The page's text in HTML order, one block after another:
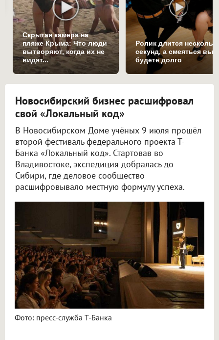
Скрытая камера на
пляже Крыма: Что люди
вытворяют, когда их не
видят...
Ролик длится
секунд, а смеяться вы
будете долго
Новосибирский бизнес расшифровал
свой «Локальный код»
В Новосибирском Доме учёных 9 июля прошёл
второй фестиваль федерального проекта Т-
Банка «Локальный код». Стартовав во
Владивостоке, экспедиция добралась до
Сибири, где деловое сообщество
расшифровывало местную формулу успеха.
Фото: пресс-служба Т-Банка